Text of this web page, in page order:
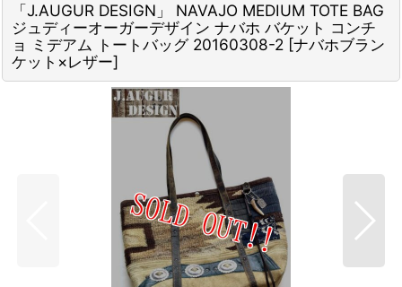
「J.AUGUR DESIGN」 NAVAJO MEDIUM TOTE BAG
ジュディーオーガーデザイン ナバホ バケット コンチ
ョ ミデアム トートバッグ 20160308-2 [ナバホブラン
ケット×レザー]